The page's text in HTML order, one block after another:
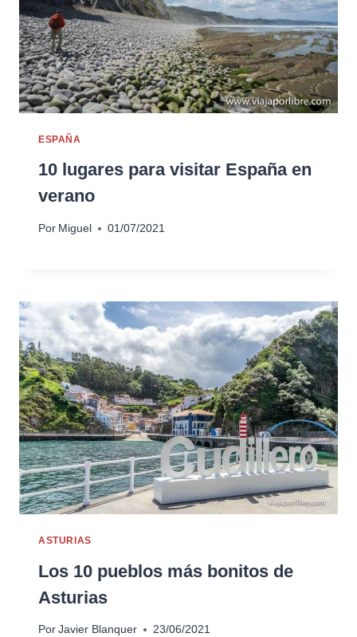
ESPAÑA
10 lugares para visitar España en
verano
Por Miguel 01/07/2021
ASTURIAS
Los 10 pueblos más bonitos de
Asturias
Por Javier Blanquer 23/06/2021